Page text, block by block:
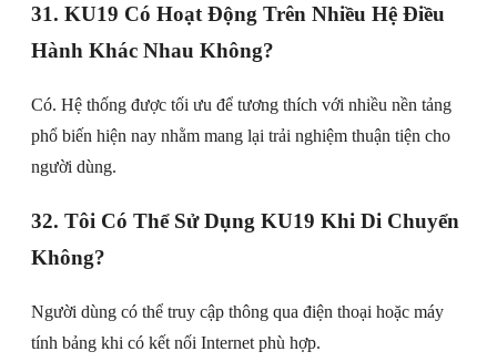
31. KU19 Có Hoạt Động Trên Nhiều Hệ Điều
Hành Khác Nhau Không?
Có. Hệ thống được tối ưu để tương thích với nhiều nền tảng
phổ biến hiện nay nhằm mang lại trải nghiệm thuận tiện cho
người dùng.
32. Tôi Có Thể Sử Dụng KU19 Khi Di Chuyển
Không?
Người dùng có thể truy cập thông qua điện thoại hoặc máy
tính bảng khi có kết nối Internet phù hợp.